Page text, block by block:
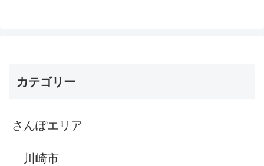
カテゴリー
さんぽエリア
川崎市